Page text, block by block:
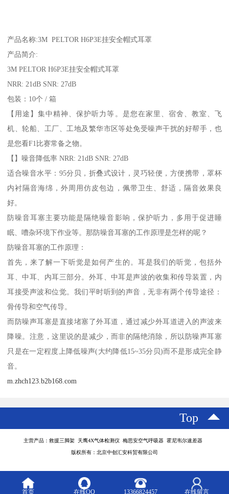
产品名称:3M PELTOR H6P3E挂安全帽式耳罩
产品简介:
3M PELTOR H6P3E挂安全帽式耳罩
NRR: 21dB SNR: 27dB
包装：10个 / 箱
【用途】集中精神、保护听力等。是您在家里、宿舍、教室、飞
机、轮船、工厂、工地及繁华市区等处免受噪声干扰的好帮手，也
是您看F1比赛常备之物。
【】噪音降低率 NRR: 21dB SNR: 27dB
适合噪音水平：95分贝，折叠式设计，灵巧轻便，方便携带，罩杯
内衬隔音海绵，外周用仿皮包边，佩带卫生、舒适，隔音效果良
好。
防噪音耳塞主要功能是隔绝噪音影响，保护听力，多用于促进睡
眠、嘈杂环境下作业等。那防噪音耳塞的工作原理是怎样的呢？
防噪音耳塞的工作原理：
首先，来了解一下听觉是如何产生的。耳是我们的听觉，包括外
耳、中耳、内耳三部分。外耳、中耳是声波的收集和传导装置，内
耳接受声波和位觉。我们平时听到的声音，无非有两个传导途径：
骨传导和空气传导。
而防噪声耳塞是直接堵塞了外耳道，通过减少外耳道进入的声波来
降噪。注意，这里说的是减少，而非的隔绝消除，所以防噪声耳塞
只是在一定程度上降低噪声(大约降低15~35分贝)而不是形成完全静
音。
m.zhch123.b2b168.com
Top
主营产品：救援三脚架 天鹰4X气体检测仪 梅思安空气呼吸器 霍尼韦尔速差器
版权所有：北京中创汇安科贸有限公司
首页 在线QQ 13366824457 在线留言